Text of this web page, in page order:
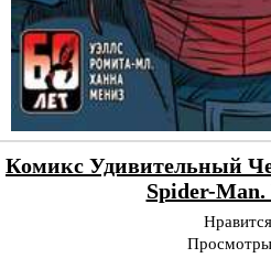
Комикс Удивительный
Spider-Man.